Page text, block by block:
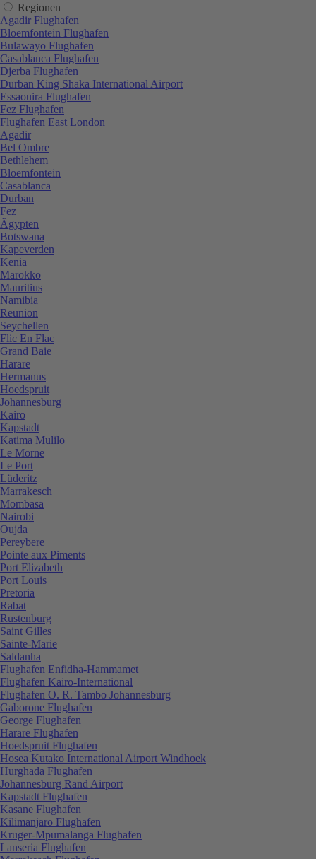
Regionen
Agadir Flughafen
Bloemfontein Flughafen
Bulawayo Flughafen
Casablanca Flughafen
Djerba Flughafen
Durban King Shaka International Airport
Essaouira Flughafen
Fez Flughafen
Flughafen East London
Agadir
Bel Ombre
Bethlehem
Bloemfontein
Casablanca
Durban
Fez
Ägypten
Botswana
Kapeverden
Kenia
Marokko
Mauritius
Namibia
Reunion
Seychellen
Flic En Flac
Grand Baie
Harare
Hermanus
Hoedspruit
Johannesburg
Kairo
Kapstadt
Katima Mulilo
Le Morne
Le Port
Lüderitz
Marrakesch
Mombasa
Nairobi
Oujda
Pereybere
Pointe aux Piments
Port Elizabeth
Port Louis
Pretoria
Rabat
Rustenburg
Saint Gilles
Sainte-Marie
Saldanha
Flughafen Enfidha-Hammamet
Flughafen Kairo-International
Flughafen O. R. Tambo Johannesburg
Gaborone Flughafen
George Flughafen
Harare Flughafen
Hoedspruit Flughafen
Hosea Kutako International Airport Windhoek
Hurghada Flughafen
Johannesburg Rand Airport
Kapstadt Flughafen
Kasane Flughafen
Kilimanjaro Flughafen
Kruger-Mpumalanga Flughafen
Lanseria Flughafen